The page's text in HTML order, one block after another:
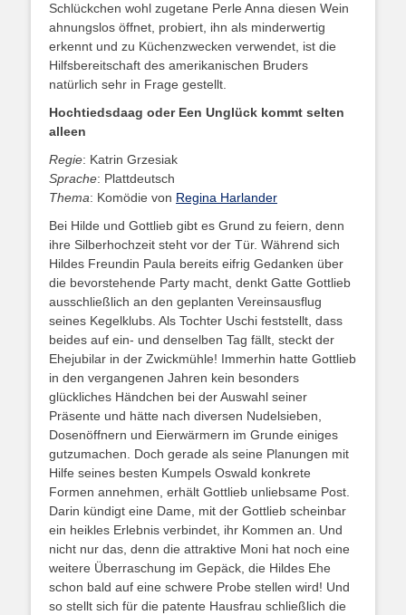
Schlückchen wohl zugetane Perle Anna diesen Wein
ahnungslos öffnet, probiert, ihn als minderwertig
erkennt und zu Küchenzwecken verwendet, ist die
Hilfsbereitschaft des amerikanischen Bruders
natürlich sehr in Frage gestellt.
Hochtiedsdaag oder Een Unglück kommt selten
alleen
Regie: Katrin Grzesiak
Sprache: Plattdeutsch
Thema: Komödie von Regina Harlander
Bei Hilde und Gottlieb gibt es Grund zu feiern, denn
ihre Silberhochzeit steht vor der Tür. Während sich
Hildes Freundin Paula bereits eifrig Gedanken über
die bevorstehende Party macht, denkt Gatte Gottlieb
ausschließlich an den geplanten Vereinsausflug
seines Kegelklubs. Als Tochter Uschi feststellt, dass
beides auf ein- und denselben Tag fällt, steckt der
Ehejubilar in der Zwickmühle! Immerhin hatte Gottlieb
in den vergangenen Jahren kein besonders
glückliches Händchen bei der Auswahl seiner
Präsente und hätte nach diversen Nudelsieben,
Dosenöffnern und Eierwärmern im Grunde einiges
gutzumachen. Doch gerade als seine Planungen mit
Hilfe seines besten Kumpels Oswald konkrete
Formen annehmen, erhält Gottlieb unliebsame Post.
Darin kündigt eine Dame, mit der Gottlieb scheinbar
ein heikles Erlebnis verbindet, ihr Kommen an. Und
nicht nur das, denn die attraktive Moni hat noch eine
weitere Überraschung im Gepäck, die Hildes Ehe
schon bald auf eine schwere Probe stellen wird! Und
so stellt sich für die patente Hausfrau schließlich die